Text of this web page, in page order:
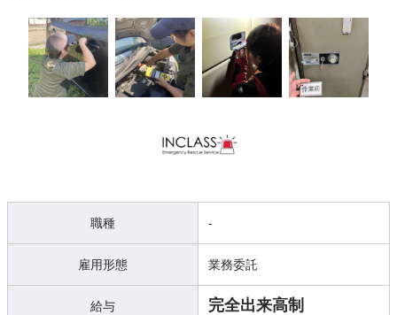
職種 -
雇用形態 業務委託
給与 完全出来高制